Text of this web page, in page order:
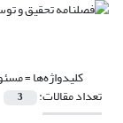
کلیدواژه‌ها =
تعداد مقالات: 3